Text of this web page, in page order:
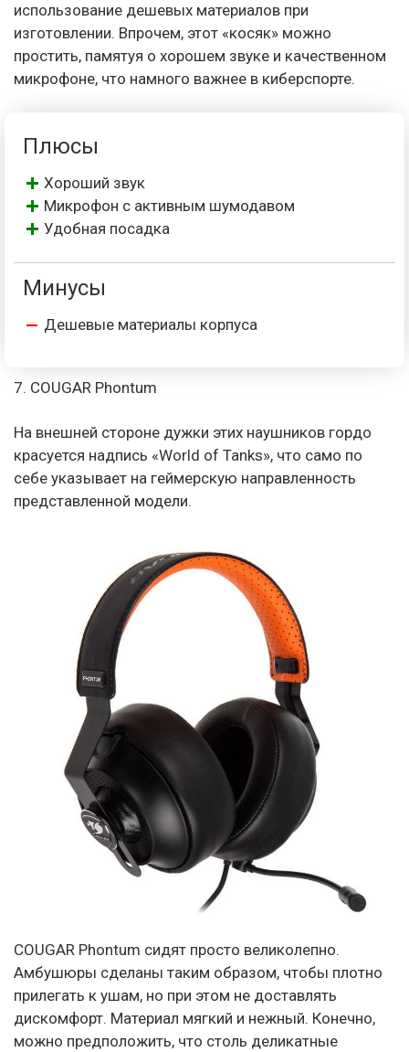
использование дешевых материалов при
изготовлении. Впрочем, этот «косяк» можно
простить, памятуя о хорошем звуке и качественном
микрофоне, что намного важнее в киберспорте.
Плюсы
Хороший звук
Микрофон с активным шумодавом
Удобная посадка
Минусы
Дешевые материалы корпуса
7. COUGAR Phontum
На внешней стороне дужки этих наушников гордо
красуется надпись «World of Tanks», что само по
себе указывает на геймерскую направленность
представленной модели.
COUGAR Phontum сидят просто великолепно.
Амбушюры сделаны таким образом, чтобы плотно
прилегать к ушам, но при этом не доставлять
дискомфорт. Материал мягкий и нежный. Конечно,
можно предположить, что столь деликатные